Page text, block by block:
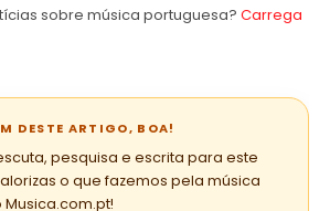
sobre música portuguesa? Carrega
DESTE ARTIGO, BOA!
pesquisa e escrita para este
o que fazemos pela música